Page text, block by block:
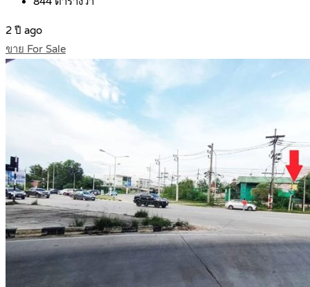
2 ปี ago
ขาย For Sale